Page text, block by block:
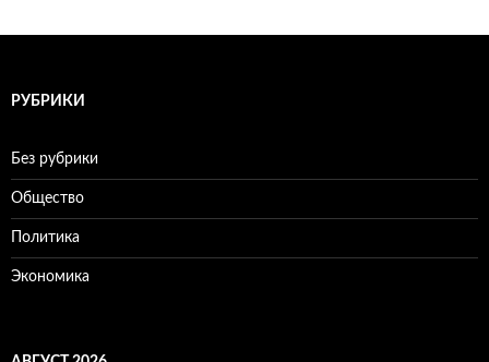
РУБРИКИ
Без рубрики
Общество
Политика
Экономика